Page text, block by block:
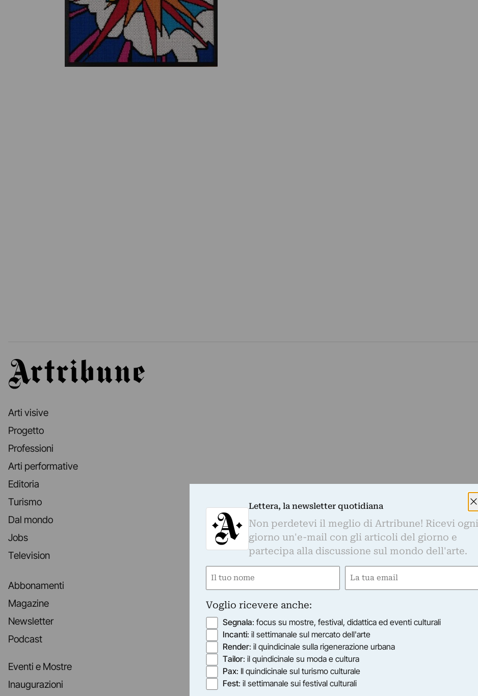
Artribune
Arti visive
Progetto
Professioni
Arti performative
Editoria
Turismo
Dal mondo
Jobs
Television
Abbonamenti
Magazine
Newsletter
Podcast
Eventi e Mostre
Inaugurazioni
Lettera, la newsletter quotidiana
Non perdetevi il meglio di Artribune! Ricevi ogni
giorno un'e-mail con gli articoli del giorno e
partecipa alla discussione sul mondo dell'arte.
Nome
Email
Voglio ricevere anche:
Segnala: focus su mostre, festival, didattica ed eventi culturali
Incanti: il settimanale sul mercato dell'arte
Render: il quindicinale sulla rigenerazione urbana
Tailor: il quindicinale su moda e cultura
Pax: Il quindicinale sul turismo culturale
Fest: il settimanale sui festival culturali